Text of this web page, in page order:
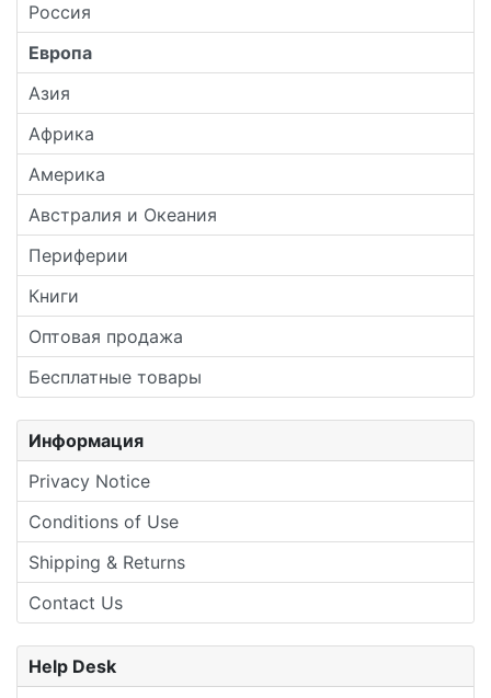
Россия
Европа
Азия
Африка
Америка
Австралия и Океания
Периферии
Книги
Оптовая продажа
Бесплатные товары
Информация
Privacy Notice
Conditions of Use
Shipping & Returns
Contact Us
Help Desk